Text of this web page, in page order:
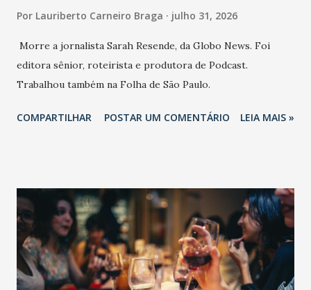
Por Lauriberto Carneiro Braga julho 31, 2026
Morre a jornalista Sarah Resende, da Globo News. Foi
editora sênior, roteirista e produtora de Podcast.
Trabalhou também na Folha de São Paulo.
COMPARTILHAR POSTAR UM COMENTÁRIO LEIA MAIS »